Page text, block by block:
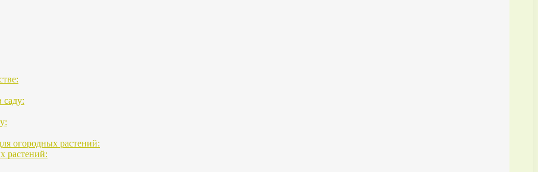
саду:
огородных растений:
растений: